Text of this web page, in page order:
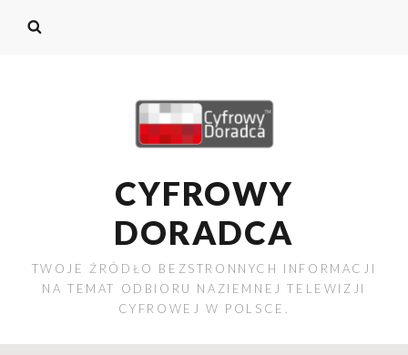
CYFROWY
DORADCA
TWOJE ŹRÓDŁO BEZSTRONNYCH INFORMACJI
NA TEMAT ODBIORU NAZIEMNEJ TELEWIZJI
CYFROWEJ W POLSCE.